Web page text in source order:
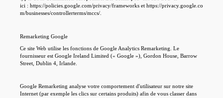
ici : https://policies.google.com/privacy/frameworks et https://privacy.google.co
m/businesses/controllerterms/mccs/.
Remarketing Google
Ce site Web utilise les fonctions de Google Analytics Remarketing. Le
fournisseur est Google Ireland Limited (« Google »), Gordon House, Barrow
Street, Dublin 4, Irlande.
Google Remarketing analyse votre comportement d'utilisateur sur notre site
Internet (par exemple les clics sur certains produits) afin de vous classer dans